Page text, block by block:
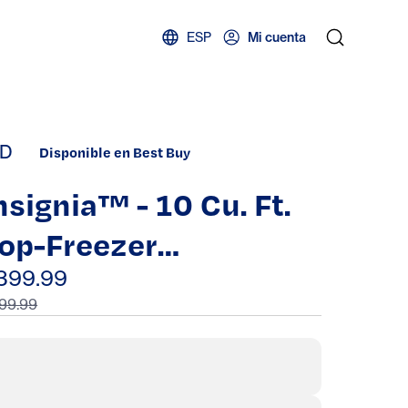
ESP Mi cuenta
D Disponible en Best Buy
- 10 Cu. Ft.
Freezer
with
Door and